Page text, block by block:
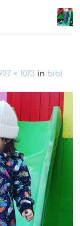
× 1073 in bibi